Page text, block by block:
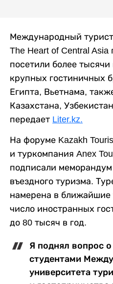
Международный
The Heart of Central
посетили более
крупных гостиничных
Египта, Вьетнама,
Казахстана,
передает Liter.kz.
На форуме Kazakh
и туркомпания Anex
подписали
въездного туризма.
намерена в ближайшие
число иностранных
до 80 тысяч в год.
Я поднял вопрос
студентами
университета